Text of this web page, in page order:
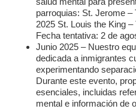
parroquias: St. Jerome –
2025 St. Louis the King
Fecha tentativa: 2 de
Junio 2025 – Nuestro
dedicada a inmigrantes
experimentando
Durante este evento,
esenciales, incluidas
mental e información de